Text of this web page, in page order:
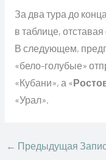
За два тура до
в таблице,
В следующем,
«бело-голубые»
«Кубани», а «
«Урал».
← Предыдущая